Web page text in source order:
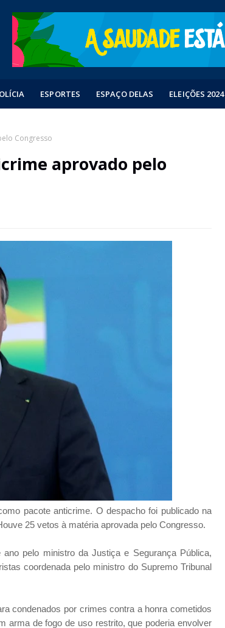
ESPORTES ESPAÇO DELAS ELEIÇÕES 2024
Congresso
aprovado pelo
pacote anticrime. O despacho foi publicado na
25 vetos à matéria aprovada pelo Congresso.
pelo ministro da Justiça e Segurança Pública,
coordenada pelo ministro do Supremo Tribunal
condenados por crimes contra a honra cometidos
arma de fogo de uso restrito, que poderia envolver